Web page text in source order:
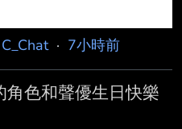
· 7小時前
色和聲優生日快樂